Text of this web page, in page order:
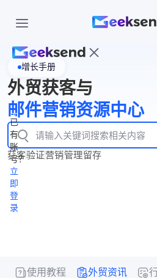
页
WhatsApp
企业号
New
产
品
功
能
产
品
价
格
资
源
中
心
立
即
注
册
已
有
账
号？
立
即
登
录
增长手册
外贸获客与
邮件营销资源中心
获客验证营销管理留存
使用教程 外贸资讯